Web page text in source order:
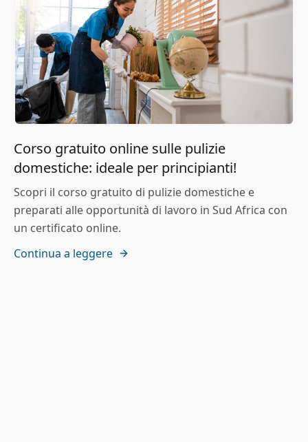
Corso gratuito online sulle pulizie
domestiche: ideale per principianti!
Scopri il corso gratuito di pulizie domestiche e
preparati alle opportunità di lavoro in Sud Africa con
un certificato online.
Continua a leggere